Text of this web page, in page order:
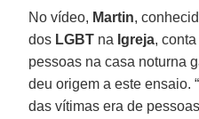
No vídeo, Martin,
dos LGBT na Igreja,
pessoas na casa noturna
deu origem a este ensaio.
das vítimas era de pessoas